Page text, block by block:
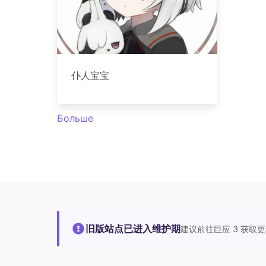
仆人宝宝
Больше
旧版站点已进入维护期建议前往巨应 3 获取更